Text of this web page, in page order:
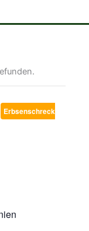
Erbsenschreck